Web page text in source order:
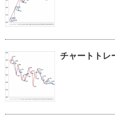
チャートトレ